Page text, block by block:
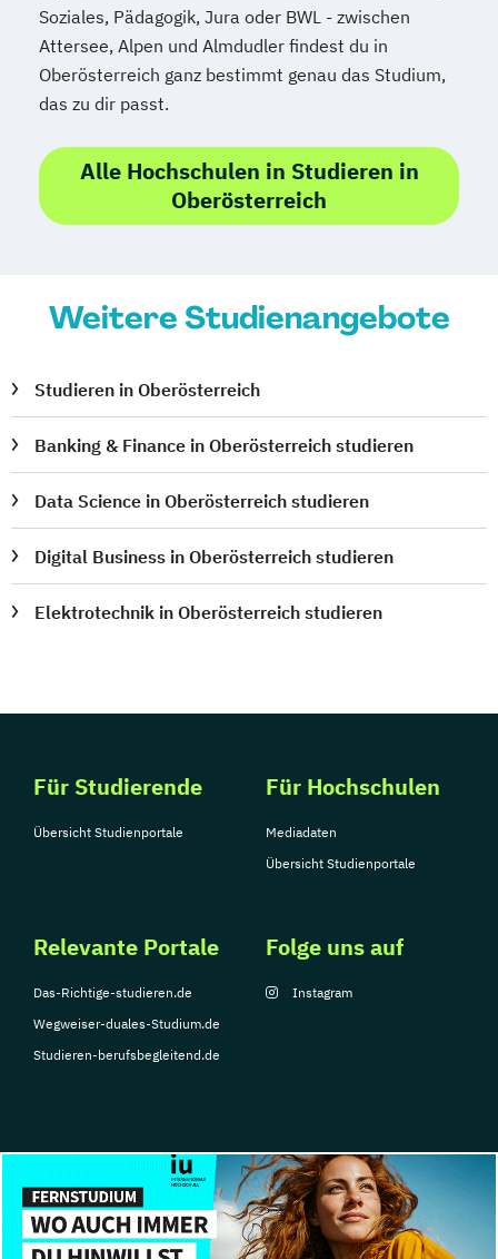
Soziales, Pädagogik, Jura oder BWL - zwischen
Attersee, Alpen und Almdudler findest du in
Oberösterreich ganz bestimmt genau das Studium,
das zu dir passt.
Alle Hochschulen in Studieren in
Oberösterreich
Weitere Studienangebote
Studieren in Oberösterreich
Banking & Finance in Oberösterreich studieren
Data Science in Oberösterreich studieren
Digital Business in Oberösterreich studieren
Elektrotechnik in Oberösterreich studieren
Für Studierende
Übersicht Studienportale
Für Hochschulen
Mediadaten
Übersicht Studienportale
Relevante Portale
Das-Richtige-studieren.de
Wegweiser-duales-Studium.de
Studieren-berufsbegleitend.de
Folge uns auf
Instagram
© Copyright 2026, TarGroup Media GmbH
Impressum
Über
Datenschutzerklärung Nutzungsbedingungen